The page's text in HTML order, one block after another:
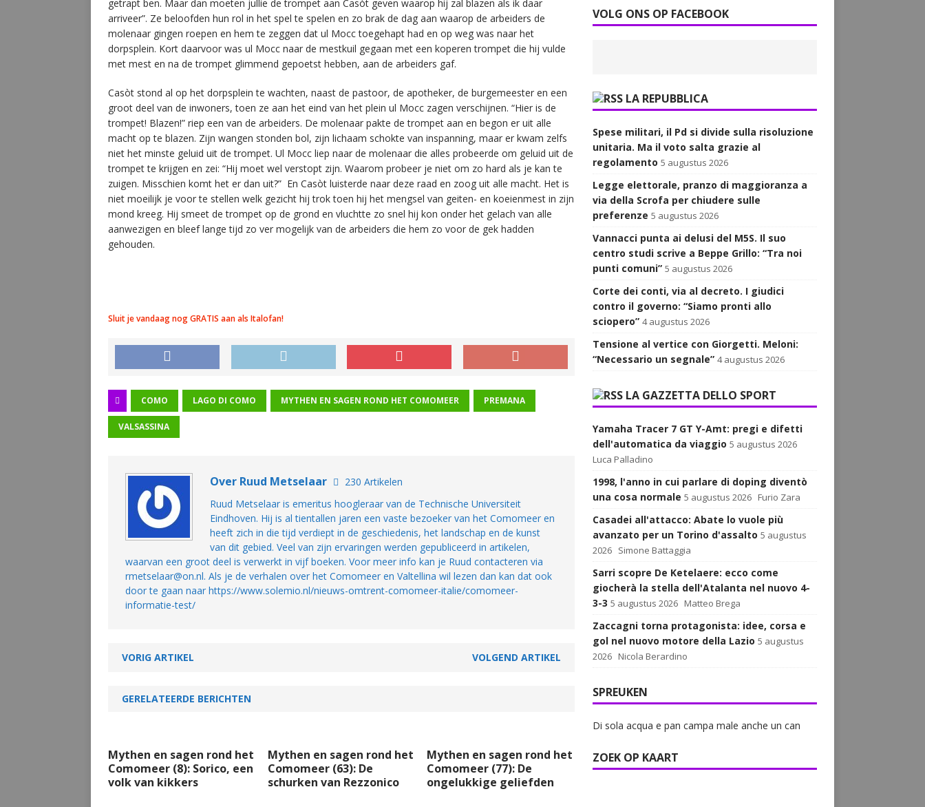
getrapt ben. Maar dan moeten jullie de trompet aan Casòt geven waarop hij zal blazen als ik daar
arriveer”. Ze beloofden hun rol in het spel te spelen en zo brak de dag aan waarop de arbeiders de
molenaar gingen roepen en hem te zeggen dat ul Mocc toegehapt had en op weg was naar het
dorpsplein. Kort daarvoor was ul Mocc naar de mestkuil gegaan met een koperen trompet die hij vulde
met mest en na de trompet glimmend gepoetst hebben, aan de arbeiders gaf.
Casòt stond al op het dorpsplein te wachten, naast de pastoor, de apotheker, de burgemeester en een
groot deel van de inwoners, toen ze aan het eind van het plein ul Mocc zagen verschijnen. “Hier is de
trompet! Blazen!” riep een van de arbeiders. De molenaar pakte de trompet aan en begon er uit alle
macht op te blazen. Zijn wangen stonden bol, zijn lichaam schokte van inspanning, maar er kwam zelfs
niet het minste geluid uit de trompet. Ul Mocc liep naar de molenaar die alles probeerde om geluid uit de
trompet te krijgen en zei: “Hij moet wel verstopt zijn. Waarom probeer je niet om zo hard als je kan te
zuigen. Misschien komt het er dan uit?” En Casòt luisterde naar deze raad en zoog uit alle macht. Het is
niet moeilijk je voor te stellen welk gezicht hij trok toen hij het mengsel van geiten- en koeienmest in zijn
mond kreeg. Hij smeet de trompet op de grond en vluchtte zo snel hij kon onder het gelach van alle
aanwezigen en bleef lange tijd zo ver mogelijk van de arbeiders die hem zo voor de gek hadden
gehouden.
Sluit je vandaag nog GRATIS aan als Italofan!
COMO LAGO DI COMO MYTHEN EN SAGEN ROND HET COMOMEER PREMANA
VALSASSINA
Over Ruud Metselaar
230 Artikelen
Ruud Metselaar is emeritus hoogleraar van de Technische Universiteit
Eindhoven. Hij is al tientallen jaren een vaste bezoeker van het Comomeer en
heeft zich in die tijd verdiept in de geschiedenis, het landschap en de kunst
van dit gebied. Veel van zijn ervaringen werden gepubliceerd in artikelen,
waarvan een groot deel is verwerkt in vijf boeken. Voor meer info kan je Ruud contacteren via
rmetselaar@on.nl. Als je de verhalen over het Comomeer en Valtellina wil lezen dan kan dat ook
door te gaan naar https://www.solemio.nl/nieuws-omtrent-comomeer-italie/comomeer-
informatie-test/
VORIG ARTIKEL VOLGEND ARTIKEL
GERELATEERDE BERICHTEN
Mythen en sagen rond het
Comomeer (8): Sorico, een
volk van kikkers
Mythen en sagen rond het
Comomeer (63): De
schurken van Rezzonico
Mythen en sagen rond het
Comomeer (77): De
ongelukkige geliefden
VOLG ONS OP FACEBOOK
LA REPUBBLICA
Spese militari, il Pd si divide sulla risoluzione
unitaria. Ma il voto salta grazie al
regolamento 5 augustus 2026
Legge elettorale, pranzo di maggioranza a
via della Scrofa per chiudere sulle
preferenze 5 augustus 2026
Vannacci punta ai delusi del M5S. Il suo
centro studi scrive a Beppe Grillo: “Tra noi
punti comuni” 5 augustus 2026
Corte dei conti, via al decreto. I giudici
contro il governo: “Siamo pronti allo
sciopero” 4 augustus 2026
Tensione al vertice con Giorgetti. Meloni:
“Necessario un segnale” 4 augustus 2026
LA GAZZETTA DELLO SPORT
Yamaha Tracer 7 GT Y-Amt: pregi e difetti
dell'automatica da viaggio 5 augustus 2026
Luca Palladino
1998, l'anno in cui parlare di doping diventò
una cosa normale 5 augustus 2026 Furio Zara
Casadei all'attacco: Abate lo vuole più
avanzato per un Torino d'assalto 5 augustus
2026 Simone Battaggia
Sarri scopre De Ketelaere: ecco come
giocherà la stella dell'Atalanta nel nuovo 4-
3-3 5 augustus 2026 Matteo Brega
Zaccagni torna protagonista: idee, corsa e
gol nel nuovo motore della Lazio 5 augustus
2026 Nicola Berardino
SPREUKEN
Di sola acqua e pan campa male anche un can
ZOEK OP KAART